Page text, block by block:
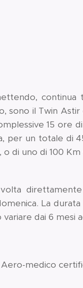
continua
sono il Twin
15 ore
un totale di
di uno di 100
La
dai 6 mesi
medico